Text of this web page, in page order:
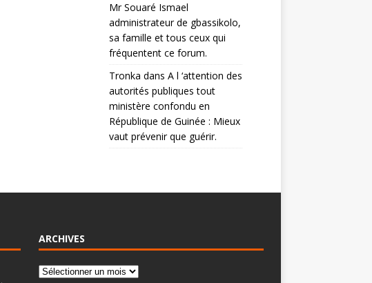
Mr Souaré Ismael
administrateur de gbassikolo,
sa famille et tous ceux qui
fréquentent ce forum.
Tronka dans A l ‘attention des
autorités publiques tout
ministère confondu en
République de Guinée : Mieux
vaut prévenir que guérir.
ARCHIVES